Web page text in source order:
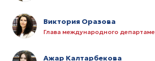
Виктория Оразова
Глава международного
Ажар Калтарбекова